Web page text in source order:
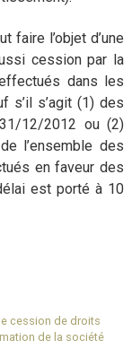
faire l’objet d’une
cession par la
dans les
s’il s’agit (1) des
12/2012 ou (2)
l’ensemble des
en faveur des
est porté à 10
cession de droits
de la société